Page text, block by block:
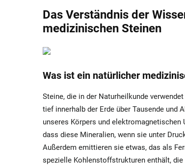
Das Verständnis der
medizinischen Steinen
Was ist ein natürlicher
Steine, die in der Naturheilkunde
tief innerhalb der Erde über Tausende und
unseres Körpers und elektromagnetischen
dass diese Mineralien, wenn sie unter
Außerdem emittieren sie etwas, das als
spezielle Kohlenstoffstrukturen enthält,